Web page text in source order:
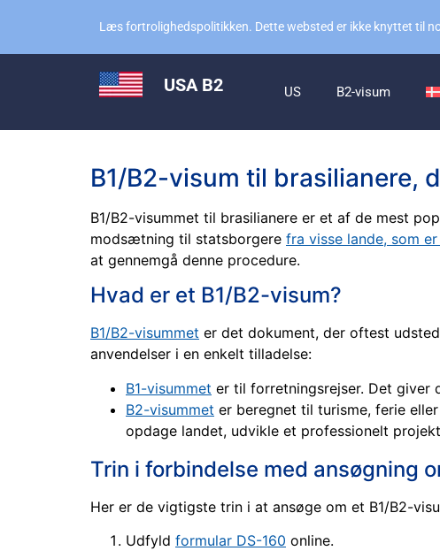
Læs fortrolighedspolitikken. Dette websted er ikke knyttet til
USA B2 US B2-visum
B1/B2-visum til brasilianere,
B1/B2-visummet til brasilianere er et af de mest
modsætning til statsborgere fra visse lande, som
at gennemgå denne procedure.
Hvad er et B1/B2-visum?
B1/B2-visummet er det dokument, der oftest
anvendelser i en enkelt tilladelse:
B1-visummet er til forretningsrejser. Det giver
B2-visummet er beregnet til turisme, ferie
opdage landet, udvikle et professionelt
Trin i forbindelse med ansøgning
Her er de vigtigste trin i at ansøge om et B1/B2-
Udfyld formular DS-160 online.